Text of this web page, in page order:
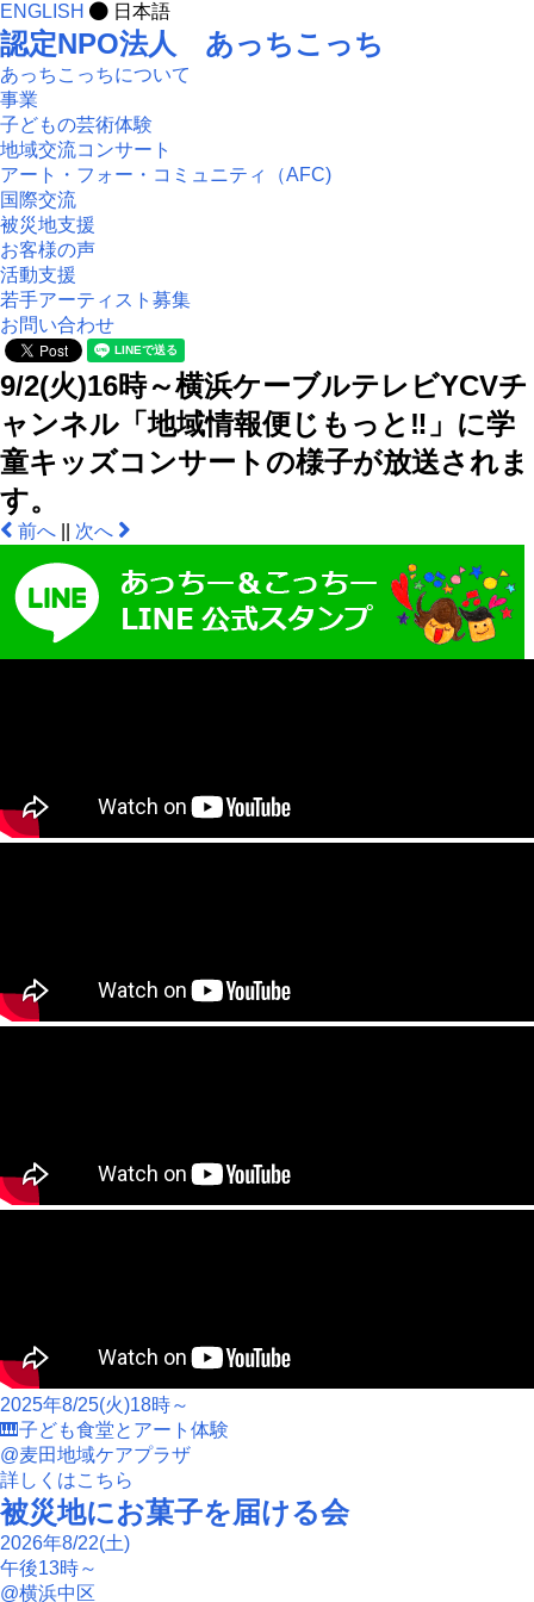
ENGLISH 日本語
認定NPO法人 あっちこっち
あっちこっちについて
事業
子どもの芸術体験
地域交流コンサート
アート・フォー・コミュニティ（AFC)
国際交流
被災地支援
お客様の声
活動支援
若手アーティスト募集
お問い合わせ
9/2(火)16時～横浜ケーブルテレビYCVチ
ャンネル「地域情報便じもっと‼」に学
童キッズコンサートの様子が放送されま
す。
前へ 次へ
2025年8/25(火)18時～
🎹子ども食堂とアート体験
@麦田地域ケアプラザ
詳しくはこちら
被災地にお菓子を届ける会
2026年8/22(土)
午後13時～
@横浜中区